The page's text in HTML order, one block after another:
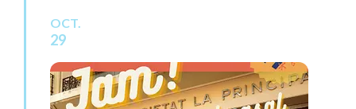
OCT.
29